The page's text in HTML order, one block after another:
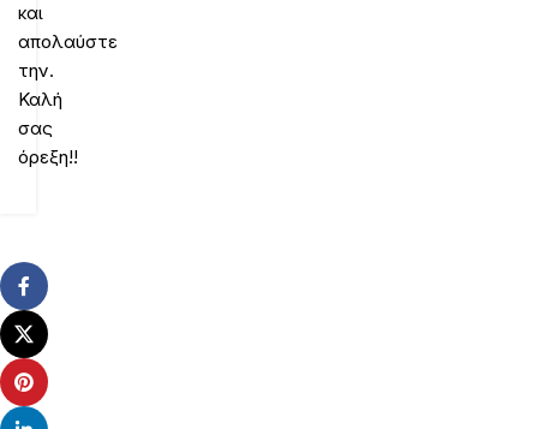
και
απολαύστε
την.
Καλή
σας
όρεξη!!